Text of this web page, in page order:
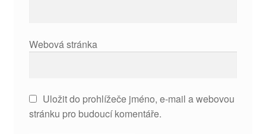
Webová stránka
Uložit do prohlížeče jméno, e-mail a webovou
stránku pro budoucí komentáře.